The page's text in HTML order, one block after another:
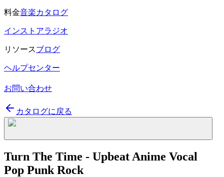
料金音楽カタログ
インストアラジオ
リソースブログ
ヘルプセンター
お問い合わせ
カタログに戻る
Turn The Time - Upbeat Anime Vocal
Pop Punk Rock